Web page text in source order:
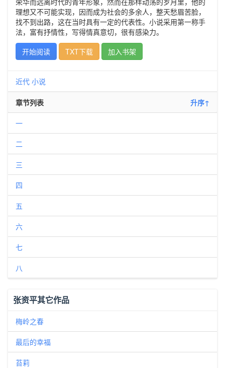
理想又不可能实现，因而成为社会的多余人，整天愁眉苦脸，
找不到出路，这在当时具有一定的代表性。小说采用第一称手
法，富有抒情性，写得情真意切，很有感染力。
开始阅读
TXT下载 加入书架
近代 小说
章节列表 升序↑
一
二
三
四
五
六
七
八
张资平其它作品
梅岭之春
最后的幸福
苔莉